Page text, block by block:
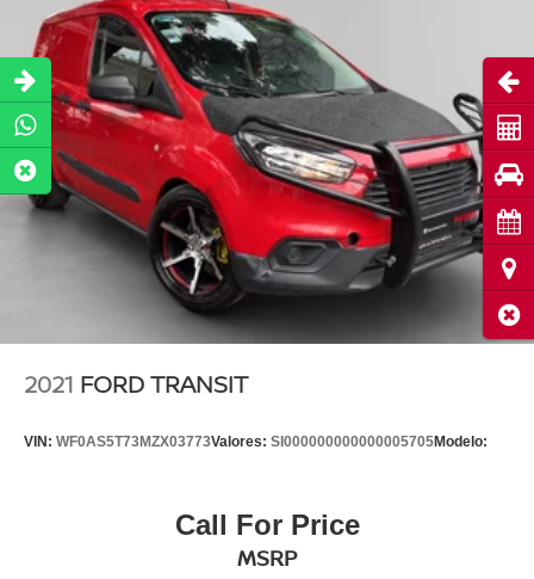
2021 FORD TRANSIT
VIN: WF0AS5T73MZX03773Valores: SI000000000000005705Modelo:
Call For Price
MSRP